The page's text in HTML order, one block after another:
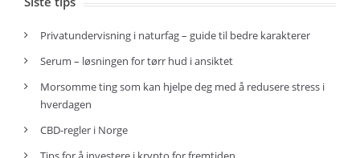
Privatundervisning i naturfag – guide til bedre karakterer
Serum – løsningen for tørr hud i ansiktet
Morsomme ting som kan hjelpe deg med å redusere stress i
hverdagen
CBD-regler i Norge